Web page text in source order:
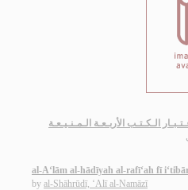
الـكـتـب الأربـعـة الـمـنـيـعـة
al-A‘lām al-hādīyah al-rafī‘ah fī
by al-Shāhrūdī, ‘Alī al-Namāzī